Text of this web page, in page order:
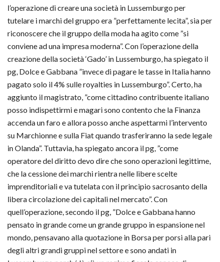
l’operazione di creare una società in Lussemburgo per
tutelare i marchi del gruppo era ”perfettamente lecita”, sia per
riconoscere che il gruppo della moda ha agito come ”si
conviene ad una impresa moderna”. Con l’operazione della
creazione della società ‘Gado’ in Lussemburgo, ha spiegato il
pg, Dolce e Gabbana ”invece di pagare le tasse in Italia hanno
pagato solo il 4% sulle royalties in Lussemburgo”. Certo, ha
aggiunto il magistrato, ”come cittadino contribuente italiano
posso indispettirmi e magari sono contento che la Finanza
accenda un faro e allora posso anche aspettarmi l’intervento
su Marchionne e sulla Fiat quando trasferiranno la sede legale
in Olanda”. Tuttavia, ha spiegato ancora il pg, ”come
operatore del diritto devo dire che sono operazioni legittime,
che la cessione dei marchi rientra nelle libere scelte
imprenditoriali e va tutelata con il principio sacrosanto della
libera circolazione dei capitali nel mercato”. Con
quell’operazione, secondo il pg, ”Dolce e Gabbana hanno
pensato in grande come un grande gruppo in espansione nel
mondo, pensavano alla quotazione in Borsa per porsi alla pari
degli altri grandi gruppi nel settore e sono andati in